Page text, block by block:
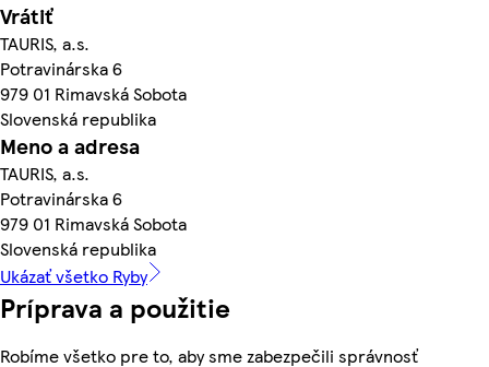
Vrátiť
TAURIS, a.s.
Potravinárska 6
979 01 Rimavská Sobota
Slovenská republika
Meno a adresa
TAURIS, a.s.
Potravinárska 6
979 01 Rimavská Sobota
Slovenská republika
Ukázať všetko Ryby
Príprava a použitie
Robíme všetko pre to, aby sme zabezpečili správnosť